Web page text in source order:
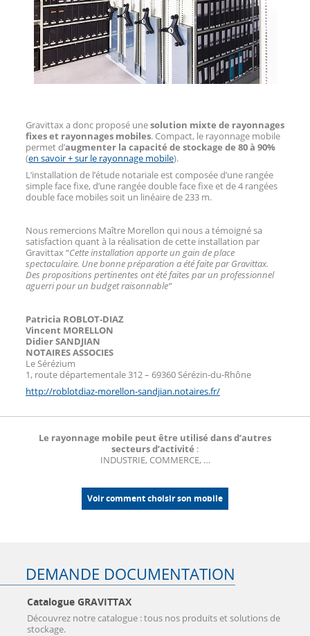
Gravittax a donc proposé unesolution mixte de rayonnages
fixes et rayonnages mobiles. Compact, le rayonnage mobile
permet d’augmenter la capacité de stockage de 80 à 90%
(en savoir + sur le rayonnage mobile).
L’installation de l’étude notariale est composée d’une rangée
simple face fixe, d’une rangée double face fixe et de 4 rangées
double face mobiles soit un linéaire de 233 m.
Nous remercions Maître Morellon qui nous a témoigné sa
satisfaction quant à la réalisation de cette installation par
Gravittax “Cette installation apporte un gain de place
spectaculaire. Une bonne préparation a été faite par Gravittax.
Des propositions pertinentes ont été faites par un professionnel
aguerri pour un budget raisonnable”
Patricia ROBLOT-DIAZ
Vincent MORELLON
Didier SANDJIAN
NOTAIRES ASSOCIES
Le Sérézium
1, route départementale 312 – 69360 Sérézin-du-Rhône
http://roblotdiaz-morellon-sandjian.notaires.fr/
Le rayonnage mobile peut être utilisé dans d’autres
secteurs d’activité :
INDUSTRIE, COMMERCE, …
Voir comment choisir son mobile
DEMANDE DOCUMENTATION
Catalogue GRAVITTAX
Découvrez notre catalogue : tous nos produits et solutions de
stockage.